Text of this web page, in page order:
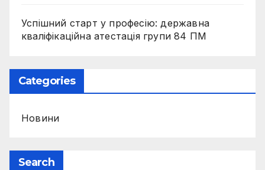
Успішний старт у професію: державна
кваліфікаційна атестація групи 84 ПМ
Categories
Новини
Search